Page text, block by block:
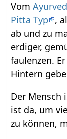
Vom
Pitta Typ
,
ab und zu
erdiger,
faulenzen.
Hintern
Der Mensch
ist da, um
zu können,